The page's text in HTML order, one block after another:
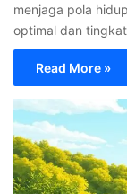
menjaga pola
optimal dan
Read More »